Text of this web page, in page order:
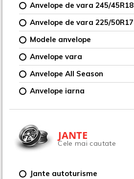
Anvelope de vara 245/45R18
Anvelope de vara 225/50R17
Modele anvelope
Anvelope vara
Anvelope All Season
Anvelope iarna
JANTE
Cele mai cautate
Jante autoturisme